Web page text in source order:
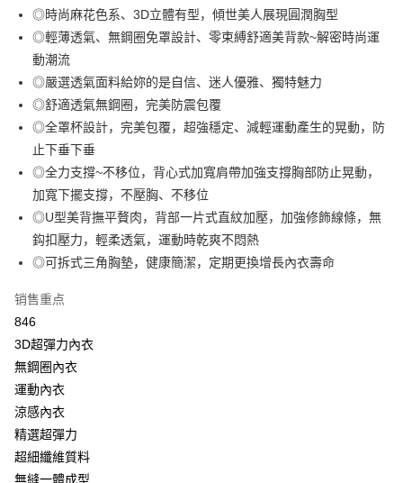
Apple Pay
街口支付
悠遊付
Plus PAY
大哥付你分期
相关说明
【大哥付你分期使用说明】
1. 本服务由台湾大哥大提供，电信用户可立即使用无须另外申请。（限个人
月租型门号，不开放公司户及预付卡使用）
2. 付款方式选择 “大哥付你分期”，订单成立后会自动跳转到大哥付的交易流
交易。
4. 订单成立30分钟内，如未前往确认交易或遇审核未通过，订单将自动取
消。如遇 “转专审核”未通过状况，表示未达系统评分，恕无法说明评估内
【缴款方式说明】
1. 分期款项不并入电信账单，“大哥付你分期”于每月结算日后寄送缴费提醒
短信。
2. 通过短信链接打开账单后，可选择 “超商条码／台湾大直营门市／银行转
账／街口支付／iPASS MONEY”等通路缴费。
1. 本服务系由 “台湾大哥大股份有限公司”所提供，让用户于交易时，得通过
本服务购买商品或服务，并由商店将买卖／分期付款买卖价金债权让与本公
AFTEE先享后付
相关说明
一、關於 AFTEE先享後付
1. 於付款方式選擇AFTEE先享後付，將跳出AFTEE先享後付手機驗證視
2. 進行簡訊驗證之後，即可完成結帳手續。
3. 訂單確認後不需事先繳費，商品會配送至您的指定地址。
4. 下訂完成後，您的手機會收到一封繳費通知簡訊，APP會員則會收到
AFTEE APP推播通知。
APP於四大便利商店‧ATM/網銀等方式進行付款。
請留意繳費期限為 14 天。唯有下載 AFTEE App 成為 AFTEE 會員者方能享
有最長 45 天內付款之服務。
繳費期限，為商家向您請款的時間，再加上使用AFTEE可延長的天數所計算
Hami Point
「Hami Point」为中华电信所提供之积分服务，可于会员专区绑定中华电信
元）。
货到付款
运送方式
全家取貨付款
每笔NT$80，满NT$499(含以上)免运费
付款後全家取貨
◎時尚麻花色系、3D立體有型，傾世美人展現圓潤胸型
◎輕薄透氣、無鋼圈免罩設計、零束縛舒適美背款~解密時尚運
動潮流
◎嚴選透氣面料給妳的是自信、迷人優雅、獨特魅力
◎舒適透氣無鋼圈，完美防震包覆
◎全罩杯設計，完美包覆，超強穩定、減輕運動產生的晃動，防
止下垂下垂
◎全力支撐~不移位，背心式加寬肩帶加強支撐胸部防止晃動，
加寬下擺支撐，不壓胸、不移位
◎U型美背撫平贅肉，背部一片式直紋加壓，加強修飾線條，無
鈎扣壓力，輕柔透氣，運動時乾爽不悶熱
◎可拆式三角胸墊，健康簡潔，定期更換增長內衣壽命
销售重点
846
3D超彈力內衣
無鋼圈內衣
運動內衣
涼感內衣
精選超彈力
超細纖維質料
無縫一體成型